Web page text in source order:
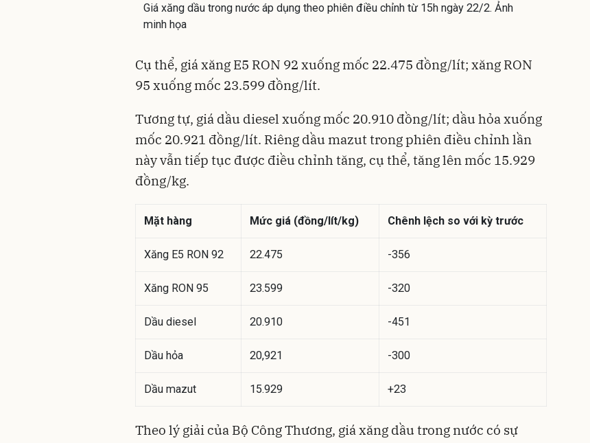
Giá xăng dầu trong nước áp dụng theo phiên điều chỉnh từ 15h ngày 22/2. Ảnh
minh họa
Cụ thể, giá xăng E5 RON 92 xuống mốc 22.475 đồng/lít; xăng RON
95 xuống mốc 23.599 đồng/lít.
Tương tự, giá dầu diesel xuống mốc 20.910 đồng/lít; dầu hỏa xuống
mốc 20.921 đồng/lít. Riêng dầu mazut trong phiên điều chỉnh lần
này vẫn tiếp tục được điều chỉnh tăng, cụ thể, tăng lên mốc 15.929
đồng/kg.
Mặt hàng Mức giá (đồng/lít/kg) Chênh lệch so với kỳ trước
Xăng E5 RON 92 22.475 -356
Xăng RON 95 23.599 -320
Dầu diesel 20.910 -451
Dầu hỏa 20,921 -300
Dầu mazut 15.929 +23
Theo lý giải của Bộ Công Thương, giá xăng dầu trong nước có sự